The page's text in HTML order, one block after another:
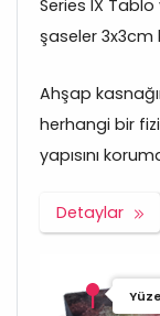
Series IX
şaseler 3x3cm
Ahşap
herhangi bir
yapısını
Detaylar